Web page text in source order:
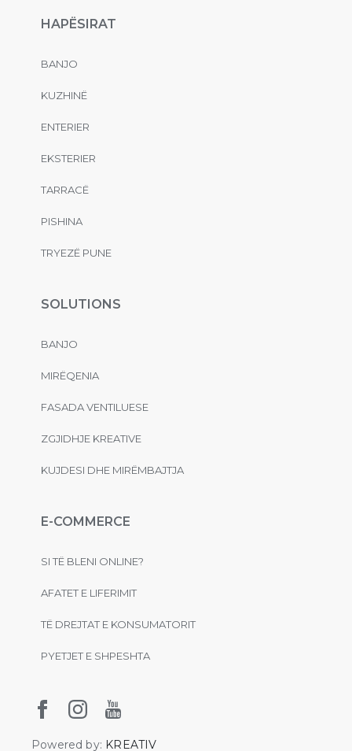
HAPËSIRAT
BANJO
KUZHINË
ENTERIER
EKSTERIER
TARRACË
PISHINA
TRYEZË PUNE
SOLUTIONS
BANJO
MIRËQENIA
FASADA VENTILUESE
ZGJIDHJE KREATIVE
KUJDESI DHE MIRËMBAJTJA
E-COMMERCE
SI TË BLENI ONLINE?
AFATET E LIFERIMIT
TË DREJTAT E KONSUMATORIT
PYETJET E SHPESHTA
Powered by: KREATIV